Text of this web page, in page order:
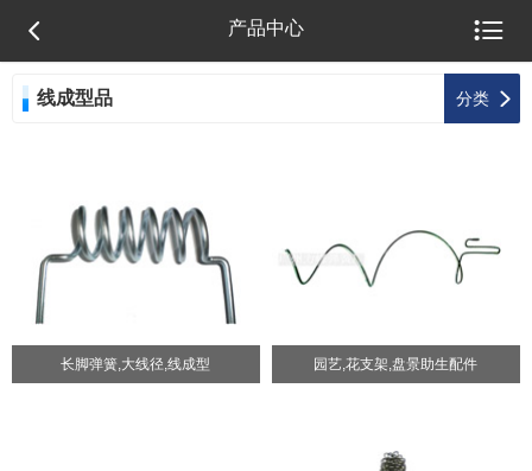
 产品中心 
线成型品 分类 
长脚弹簧,大线径,线成型 园艺,花支架,盘景助生配件